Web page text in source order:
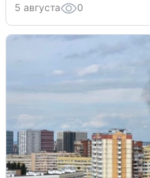
5 августа 0